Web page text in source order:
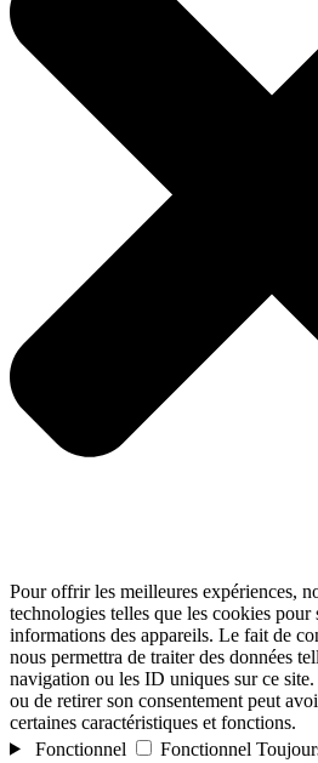
Pour offrir les meilleures expériences,
technologies telles que les cookies pour
informations des appareils. Le fait de
nous permettra de traiter des données
navigation ou les ID uniques sur ce
ou de retirer son consentement peut
certaines caractéristiques et fonctions.
Fonctionnel
Fonctionnel